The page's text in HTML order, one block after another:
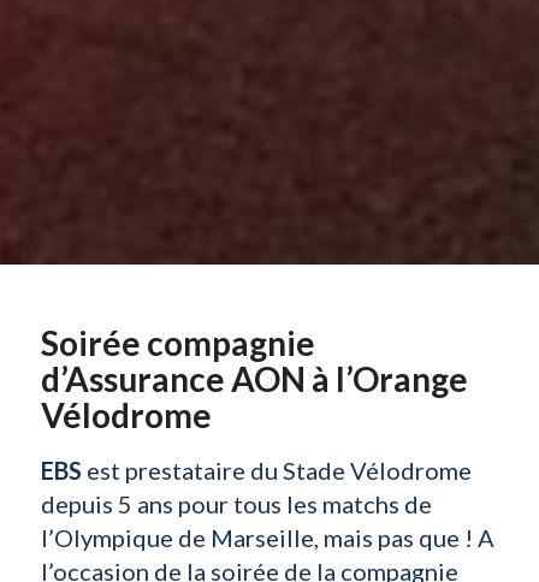
Soirée compagnie
d’Assurance AON à l’Orange
Vélodrome
EBS est prestataire du Stade Vélodrome
depuis 5 ans pour tous les matchs de
l’Olympique de Marseille, mais pas que ! A
l’occasion de la soirée de la compagnie